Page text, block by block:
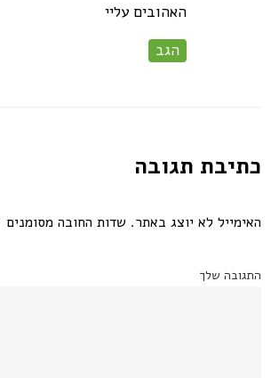
האהובים עליי
הגב
כתיבת תגובה
האימייל לא יוצג באתר. שדות החובה מסומנים
התגובה שלך